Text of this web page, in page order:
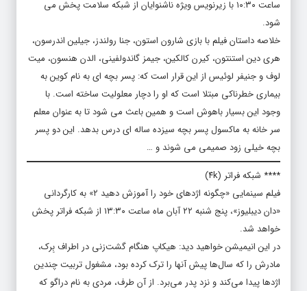
ساعت ۱۰:۳۰ با زیرنویس ویژه ناشنوایان از شبکه سلامت پخش می
شود.
خلاصه داستان فیلم با بازی شارون استون، جنا رولندز، جیلین اندرسون،
هری دین استنتون، کیرن کالکین، جیمز گاندولفینی، الدن هنسون، میت
لوف و جنیفر لوئیس از این قرار است که: پسر بچه ای به نام کوین به
بیماری خطرناکی مبتلا است که او را دچار معلولیت ساخته است. با
وجود این بسیار باهوش است و همین باعث می شود تا به عنوان معلم
سر خانه به ماکسول پسر بچه سیزده ساله ای درس بدهد. این دو پسر
بچه خیلی زود صمیمی می شوند و …
**** شبکه فراتر (۴k)
فیلم سینمایی «چگونه اژدهای خود را آموزش دهید ۲» به کارگردانی
«دان دیبلیوز»، پنج شنبه ۲۲ آبان ماه ساعت ۱۳:۳۰ از شبکه فراتر پخش
خواهد شد.
در این انیمیشن خواهید دید: هیکاپ هنگام گشت‌زنی در اطراف بِرک،
مادرش را که سال‌ها پیش آنها را ترک کرده بود، مشغول تربیت چندین
اژدها پیدا می‌کند و نزد پدر می‌برد. از آن طرف، مردی به نام دراگو که